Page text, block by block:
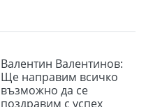
Валентин Валентинов:
Ще направим всичко
възможно да се
поздравим с успех